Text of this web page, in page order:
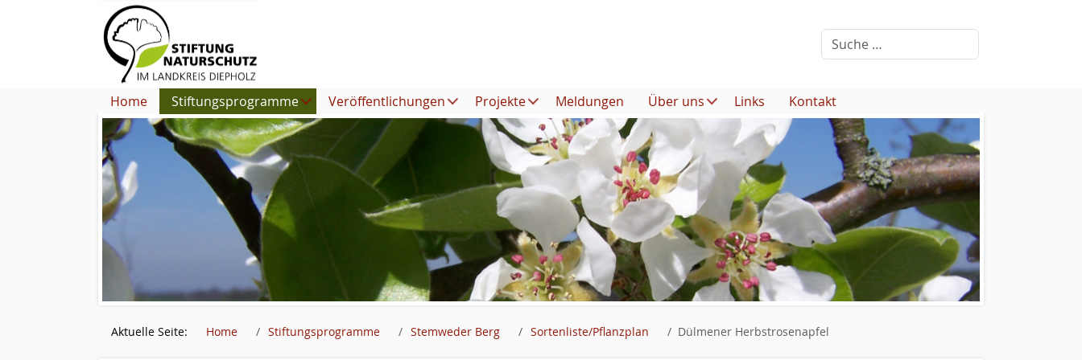
Home Stiftungsprogramme Veröffentlichungen Projekte Meldungen Über uns Links Kontakt
Aktuelle Seite: Home Stiftungsprogramme Stemweder Berg Sortenliste/Pflanzplan Dülmener Herbstrosenapfel